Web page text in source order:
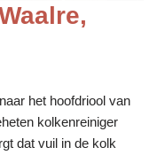
het hoofdriool van
kolkenreiniger
dat vuil in de kolk